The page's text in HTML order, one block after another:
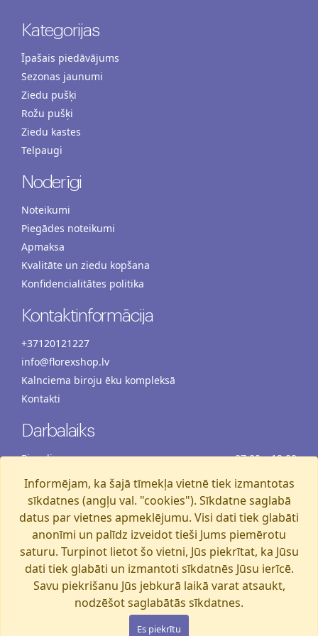
Kategorijas
Īpašais piedāvājums
Sezonas jaunumi
Ziedu pušķi
Rožu pušķi
Ziedu kastes
Telpaugi
Noderīgi
Noteikumi
Piegādes noteikumi
Apmaksa
Kvalitāte un ziedu kopšana
Konfidencialitātes politika
Kontaktinformācija
+37120121227
info@florexshop.lv
Kalnciema biroju ēku kompleksā
Kontakti
Darbalaiks
Pirmdiena
07:00 – 19:00
Otrdiena
07:00 – 19:00
Trešdiena
07:00 – 19:00
Ceturtdiena
07:00 – 19:00
Piektdiena
07:00 – 19:00
Sestdiena
07:00 – 19:00
Svētdiena
07:00 – 15:00
Informējam, ka šajā tīmekļa vietnē tiek izmantotas
sīkdatnes (angļu val. "cookies"). Sīkdatne saglabā
datus par vietnes apmeklējumu. Visi dati tiek glabāti
anonīmi un palīdz izveidot tieši Jums piemērotu
saturu. Turpinot lietot šo vietni, Jūs piekrītat, ka Jūsu
dati tiek glabāti un izmantoti sīkdatnēs Jūsu ierīcē.
Savu piekrišanu Jūs jebkurā laikā varat atsaukt,
nodzēšot saglabātās sīkdatnes.
Es piekrītu